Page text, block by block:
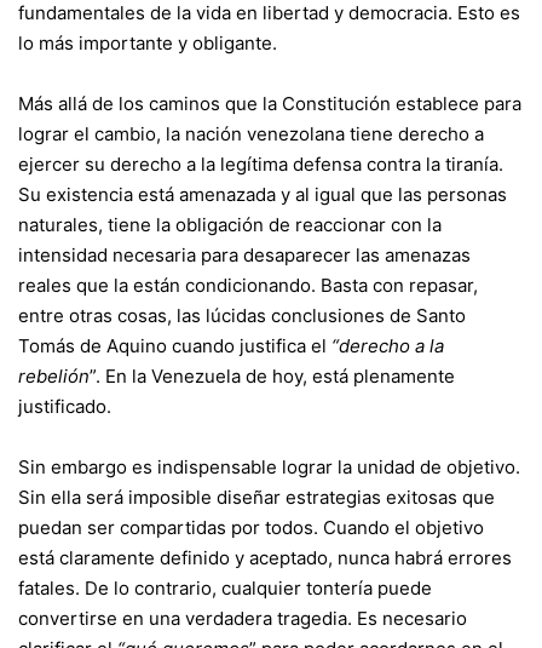
fundamentales de la vida en libertad y democracia. Esto es
lo más importante y obligante.
Más allá de los caminos que la Constitución establece para
lograr el cambio, la nación venezolana tiene derecho a
ejercer su derecho a la legítima defensa contra la tiranía.
Su existencia está amenazada y al igual que las personas
naturales, tiene la obligación de reaccionar con la
intensidad necesaria para desaparecer las amenazas
reales que la están condicionando. Basta con repasar,
entre otras cosas, las lúcidas conclusiones de Santo
Tomás de Aquino cuando justifica el “derecho a la
rebelión”. En la Venezuela de hoy, está plenamente
justificado.
Sin embargo es indispensable lograr la unidad de objetivo.
Sin ella será imposible diseñar estrategias exitosas que
puedan ser compartidas por todos. Cuando el objetivo
está claramente definido y aceptado, nunca habrá errores
fatales. De lo contrario, cualquier tontería puede
convertirse en una verdadera tragedia. Es necesario